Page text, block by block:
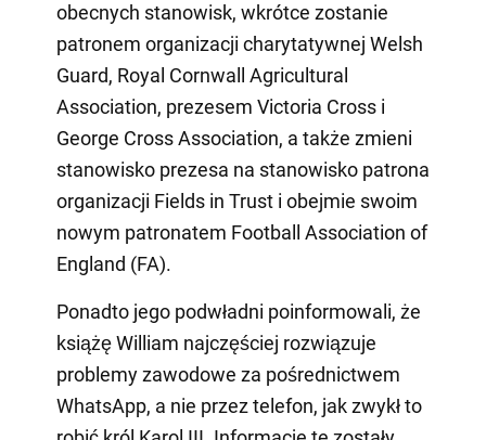
obecnych stanowisk, wkrótce zostanie
patronem organizacji charytatywnej Welsh
Guard, Royal Cornwall Agricultural
Association, prezesem Victoria Cross i
George Cross Association, a także zmieni
stanowisko prezesa na stanowisko patrona
organizacji Fields in Trust i obejmie swoim
nowym patronatem Football Association of
England (FA).
Ponadto jego podwładni poinformowali, że
książę William najczęściej rozwiązuje
problemy zawodowe za pośrednictwem
WhatsApp, a nie przez telefon, jak zwykł to